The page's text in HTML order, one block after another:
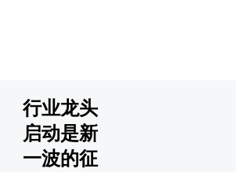
行业龙头
启动是新
一波的征